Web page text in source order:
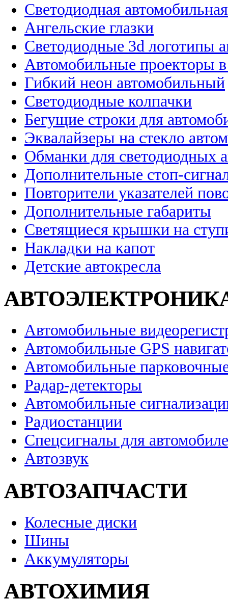
Светодиодная
Ангельские глазки
Светодиодные 3d логотипы
Автомобильные проекторы
Гибкий неон автомобильный
Светодиодные колпачки
Бегущие строки для
Эквалайзеры на стекло
Обманки для светодиодных
Дополнительные стоп-
Повторители указателей
Дополнительные габариты
Светящиеся крышки на
Накладки на капот
Детские автокресла
Автомобильные
Автомобильные GPS
Автомобильные
Радар-детекторы
Автомобильные
Радиостанции
Спецсигналы для
Автозвук
АВТОЗАПЧАСТИ
Колесные диски
Шины
Аккумуляторы
АВТОХИМИЯ